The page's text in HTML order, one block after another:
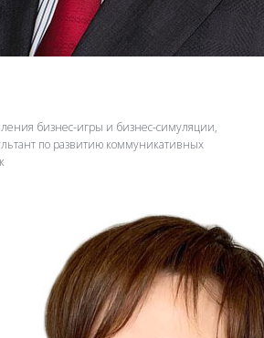
бизнес-игры и бизнес-симуляции,
по развитию коммуникативных